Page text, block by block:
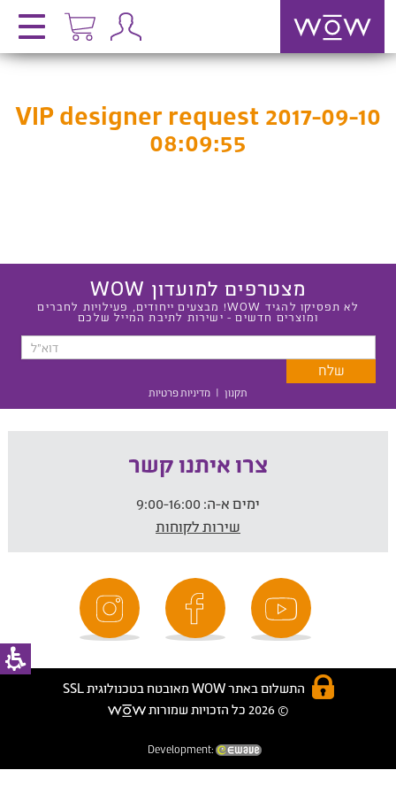
VIP designer request 2017-09-10
08:09:55
מצטרפים למועדון WOW
לא תפסיקו להגיד WOW! מבצעים ייחודים, פעילויות לחברים
ומוצרים חדשים - ישירות לתיבת המייל שלכם
תקנון | מדיניות פרטיות
צרו איתנו קשר
ימים א-ה:
שירות לקוחות
התשלום באתר WOW מאובטח בטכנולוגית SSL
© 2026 כל הזכויות שמורות
Development: